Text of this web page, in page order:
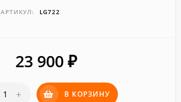
АРТИКУЛ: LG722
23 900 ₽
+ В КОРЗИНУ